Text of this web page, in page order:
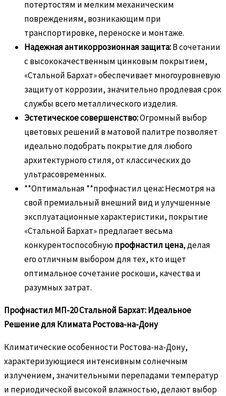
потертостям и мелким механическим
повреждениям, возникающим при
транспортировке, переноске и монтаже.
Надежная антикоррозионная защита:В сочетании
с высококачественным цинковым покрытием,
«Стальной Бархат» обеспечивает многоуровневую
защиту от коррозии, значительно продлевая срок
службы всего металлического изделия.
Эстетическое совершенство:Огромный выбор
цветовых решений в матовой палитре позволяет
идеально подобрать покрытие для любого
архитектурного стиля, от классических до
ультрасовременных.
**Оптимальная **профнастил цена:Несмотря на
свой премиальный внешний вид и улучшенные
эксплуатационные характеристики, покрытие
«Стальной Бархат» предлагает весьма
конкурентоспособнуюпрофнастил цена, делая
его отличным выбором для тех, кто ищет
оптимальное сочетание роскоши, качества и
разумных затрат.
Профнастил МП-20 Стальной Бархат: Идеальное
Решение для Климата Ростова-на-Дону
Климатические особенности Ростова-на-Дону,
характеризующиеся интенсивным солнечным
излучением, значительными перепадами температур
и периодической высокой влажностью, делают выбор